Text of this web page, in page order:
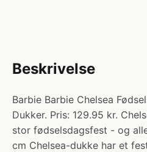
Beskrivelse
Barbie Barbie Chelsea
Dukker. Pris: 129.95 kr.
stor fødselsdagsfest - og
cm Chelsea-dukke har et